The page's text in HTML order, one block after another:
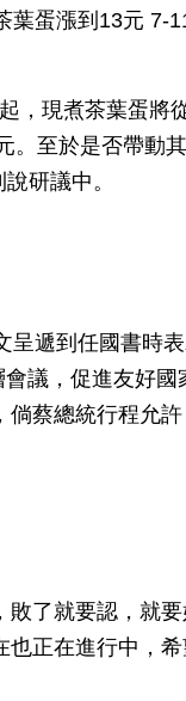
葉蛋漲到13元 7-
，現煮茶葉蛋將
。至於是否帶動
研議中。
呈遞到任國書時
議，促進友好國
倘蔡總統行程允
敗了就要認，就
也正在進行中，